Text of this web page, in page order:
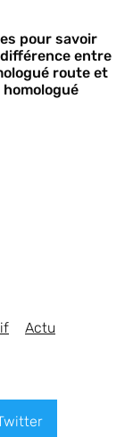
pour savoir
entre
route et
Actu